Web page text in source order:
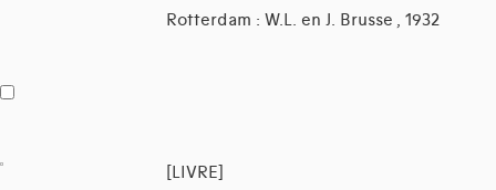
Rotterdam : W.L. en J. Brusse , 1932
[LIVRE]